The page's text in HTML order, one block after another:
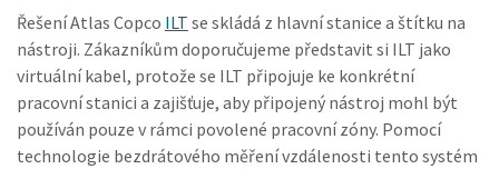
Momentum Talks
Řešení Atlas Copco ILT se skládá z hlavní stanice a štítku na
nástroji. Zákazníkům doporučujeme představit si ILT jako
virtuální kabel, protože se ILT připojuje ke konkrétní
pracovní stanici a zajišťuje, aby připojený nástroj mohl být
používán pouze v rámci povolené pracovní zóny. Pomocí
technologie bezdrátového měření vzdálenosti tento systém